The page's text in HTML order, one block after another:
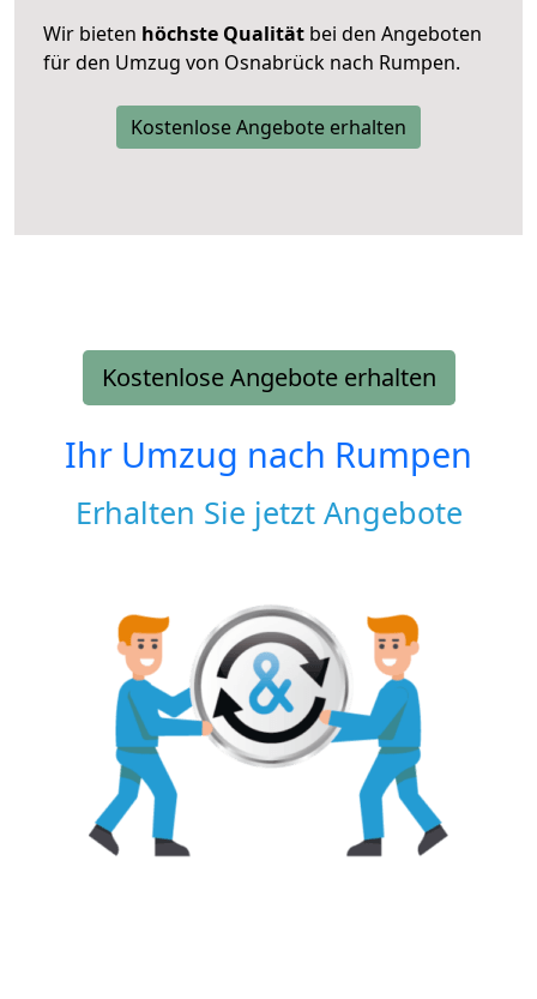
Wir bieten höchste Qualität bei den Angeboten
für den Umzug von Osnabrück nach Rumpen.
Kostenlose Angebote erhalten
Kostenlose Angebote erhalten
Ihr Umzug nach Rumpen
Erhalten Sie jetzt Angebote